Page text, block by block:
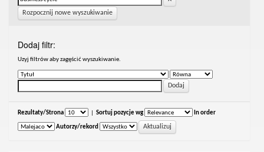
Rozpocznij nowe wyszukiwanie
Dodaj filtr:
Uzyj filtrów aby zagęścić wyszukiwanie.
Rezultaty/Strona Sortuj pozycje wg In order
Autorzy/rekord